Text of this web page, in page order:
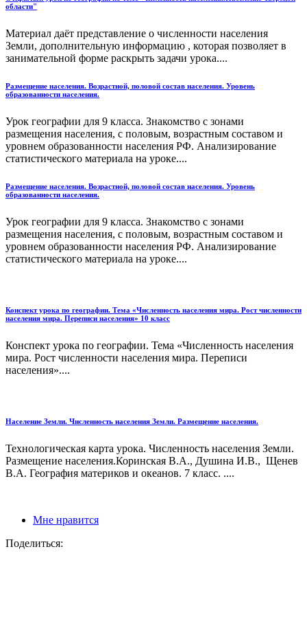
области"
Материал даёт представление о численности населения
Земли, дополнительную информацию , которая позволяет в
занимательной форме раскрыть задачи урока....
Размещение населения. Возрастной, половой состав населения. Уровень
образованности населения.
Урок географии для 9 класса. Знакомство с зонами
размещения населения, с половым, возрастным составом и
уровнем образованности населения РФ. Анализирование
статистического материала на уроке....
Размещение населения. Возрастной, половой состав населения. Уровень
образованности населения.
Урок географии для 9 класса. Знакомство с зонами
размещения населения, с половым, возрастным составом и
уровнем образованности населения РФ. Анализирование
статистического материала на уроке....
Конспект урока по географии. Тема «Численность населения мира. Рост численности
населения мира. Переписи населения» 10 класс
Конспект урока по географии. Тема «Численность населения
мира. Рост численности населения мира. Пе­реписи
населения»....
Население Земли. Численность населения Земли. Размещение населения.
Технологическая карта урока. Численность населения Земли.
Размещение населения.Коринская В.А., Душина И.В., Щенев
В.А. География материков и океанов. 7 класс. ....
Мне нравится
Поделиться: